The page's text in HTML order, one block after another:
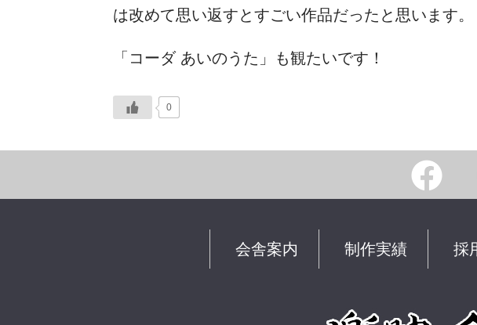
は改めて思い返すとすごい作品だったと思います。
「コーダ あいのうた」も観たいです！
0
会舎案内 制作実績 採